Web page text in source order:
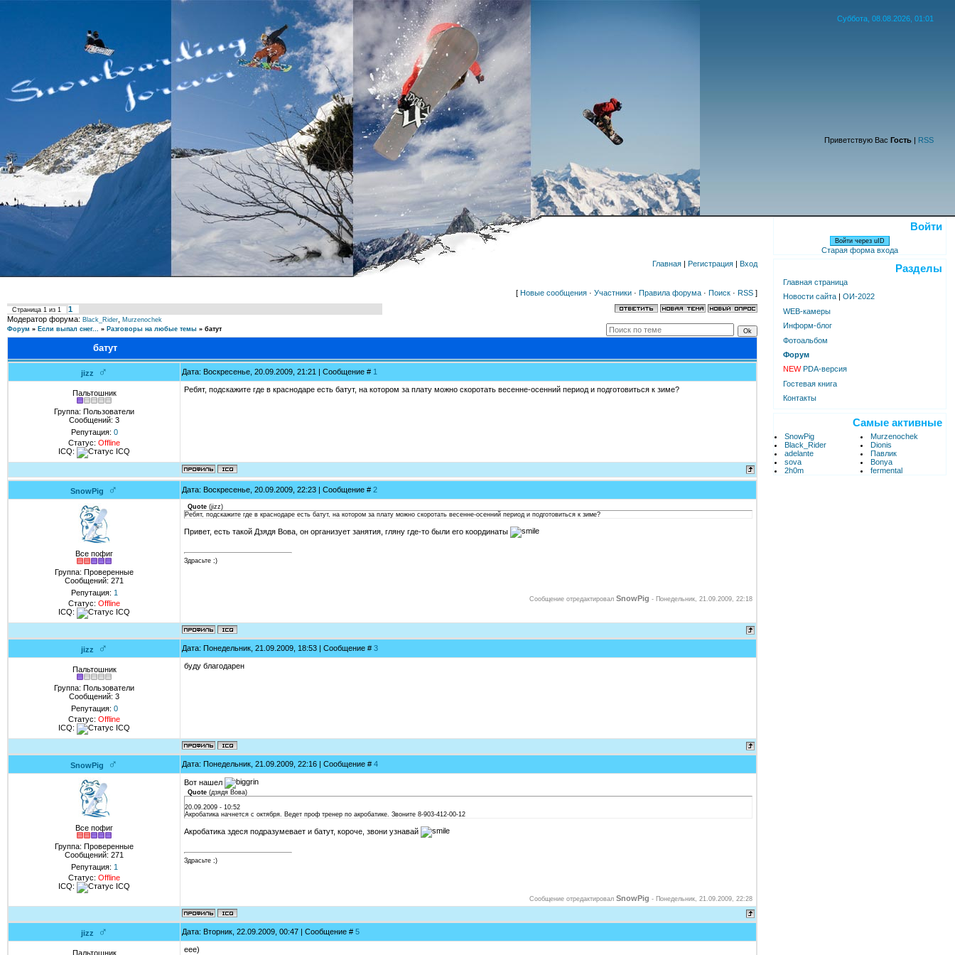
Суббота, 08.08.2026, 01:01
Приветствую Вас Гость | RSS
Главная | Регистрация | Вход
[ Новые сообщения · Участники · Правила форума · Поиск · RSS ]
Страница 1 из 1
1
Модератор форума: Black_Rider
Murzenochek
Форум » Если выпал снег... » Разговоры на любые темы » батут
батут
jizz ♂ Дата: Воскресенье, 20.09.2009, 21:21 | Сообщение # 1
Пальтошник
Группа: Пользователи
Сообщений: 3
Репутация: 0
Статус: Offline
ICQ:
Ребят, подскажите где в краснодаре есть батут, на котором за плату можно скоротать весенне-осенний период и подготовиться к зиме?
SnowPig ♂ Дата: Воскресенье, 20.09.2009, 22:23 | Сообщение # 2
Все пофиг
Группа: Проверенные
Сообщений: 271
Репутация: 1
Статус: Offline
ICQ:
Quote (jizz)
Ребят, подскажите где в краснодаре есть батут, на котором за плату можно скоротать весенне-осенний период и подготовиться к зиме?
Привет, есть такой Дзядя Вова, он организует занятия, гляну где-то были его координаты
Здрасьте ;)
Сообщение отредактировал SnowPig - Понедельник, 21.09.2009, 22:18
jizz ♂ Дата: Понедельник, 21.09.2009, 18:53 | Сообщение # 3
Пальтошник
Группа: Пользователи
Сообщений: 3
Репутация: 0
Статус: Offline
ICQ:
буду благодарен
SnowPig ♂ Дата: Понедельник, 21.09.2009, 22:16 | Сообщение # 4
Все пофиг
Группа: Проверенные
Сообщений: 271
Репутация: 1
Статус: Offline
ICQ:
Вот нашел
Quote (дзядя Вова)
20.09.2009 - 10:52
Акробатика начнется с октября. Ведет проф тренер по акробатике. Звоните 8-903-412-00-12
Акробатика здеся подразумевает и батут, короче, звони узнавай
Здрасьте ;)
Сообщение отредактировал SnowPig - Понедельник, 21.09.2009, 22:28
jizz ♂ Дата: Вторник, 22.09.2009, 00:47 | Сообщение # 5
Пальтошник
еее)
Войти
Войти через uID
Старая форма входа
Разделы
Главная страница
Новости сайта |ОИ-2022
WEB-камеры
Информ-блог
Фотоальбом
Форум
NEWPDA-версия
Гостевая книга
Контакты
Самые активные
SnowPig
Murzenochek
Black_Rider
Dionis
adelante
Павлик
sova
Bonya
2h0m
fermental